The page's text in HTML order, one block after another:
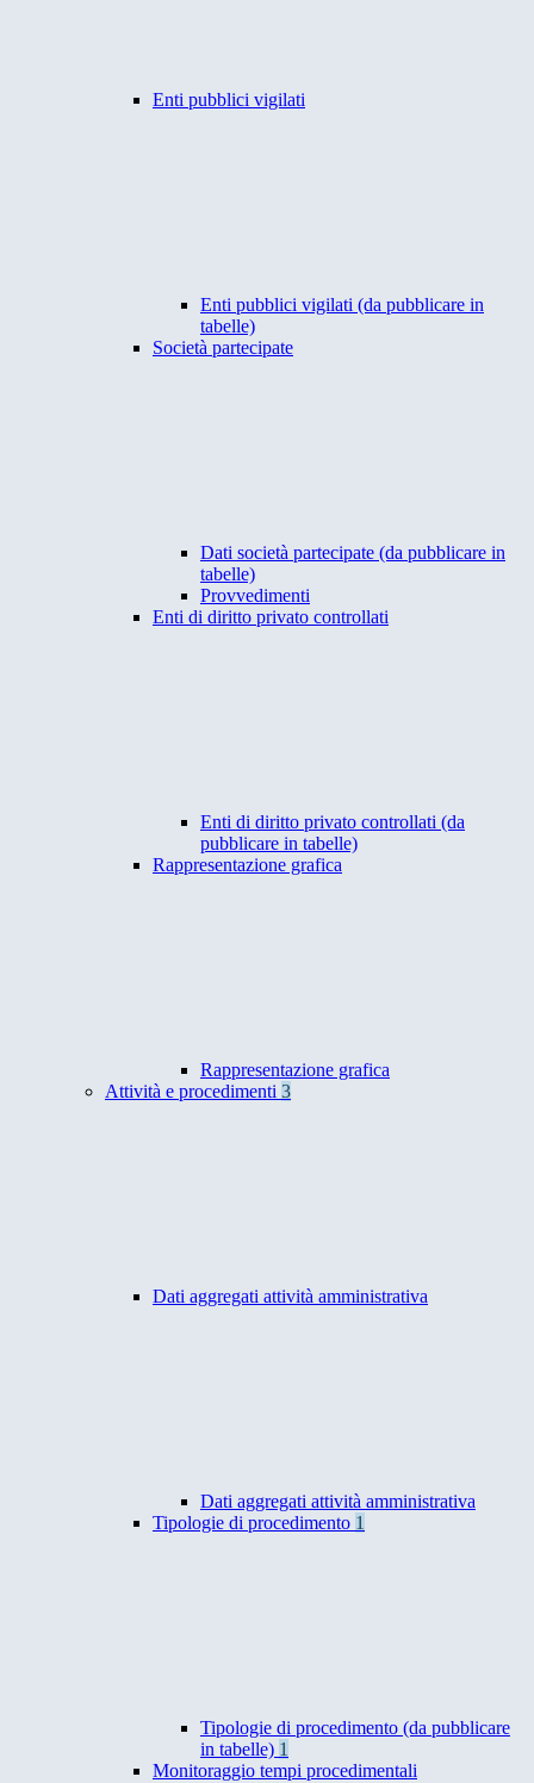
Enti pubblici vigilati
Enti pubblici vigilati (da pubblicare in
tabelle)
Società partecipate
Dati società partecipate (da pubblicare in
tabelle)
Provvedimenti
Enti di diritto privato controllati
Enti di diritto privato controllati (da
pubblicare in tabelle)
Rappresentazione grafica
Rappresentazione grafica
Attività e procedimenti 3
Dati aggregati attività amministrativa
Dati aggregati attività amministrativa
Tipologie di procedimento 1
Tipologie di procedimento (da pubblicare
in tabelle) 1
Monitoraggio tempi procedimentali